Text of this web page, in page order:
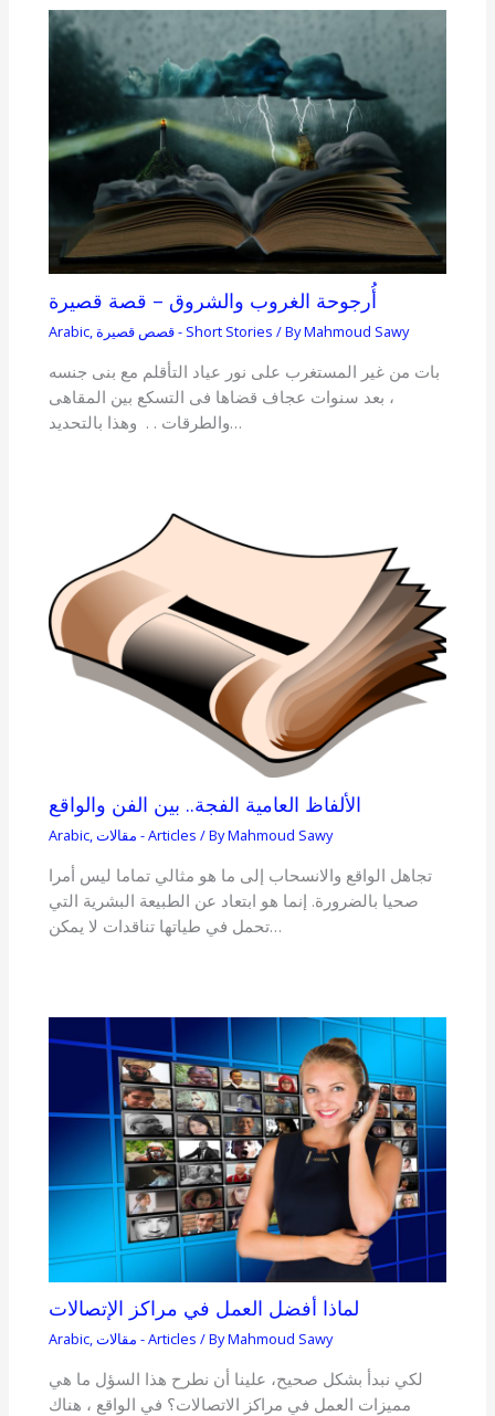
أُرجوحة الغروب والشروق – قصة قصيرة
Arabic, قصص قصيرة - Short Stories / ByMahmoud Sawy
بات من غير المستغرب على نور عياد التأقلم مع بنى جنسه
، بعد سنوات عجاف قضاها فى التسكع بين المقاهى
والطرقات . . وهذا بالتحديد…
الألفاظ العامية الفجة.. بين الفن والواقع
Arabic, مقالات - Articles / ByMahmoud Sawy
تجاهل الواقع والانسحاب إلى ما هو مثالي تماما ليس أمرا
صحيا بالضرورة. إنما هو ابتعاد عن الطبيعة البشرية التي
تحمل في طياتها تناقدات لا يمكن…
لماذا أفضل العمل في مراكز الإتصالات
Arabic, مقالات - Articles / ByMahmoud Sawy
لكي نبدأ بشكل صحيح، علينا أن نطرح هذا السؤل ما هي
مميزات العمل في مراكز الاتصالات؟ في الواقع ، هناك